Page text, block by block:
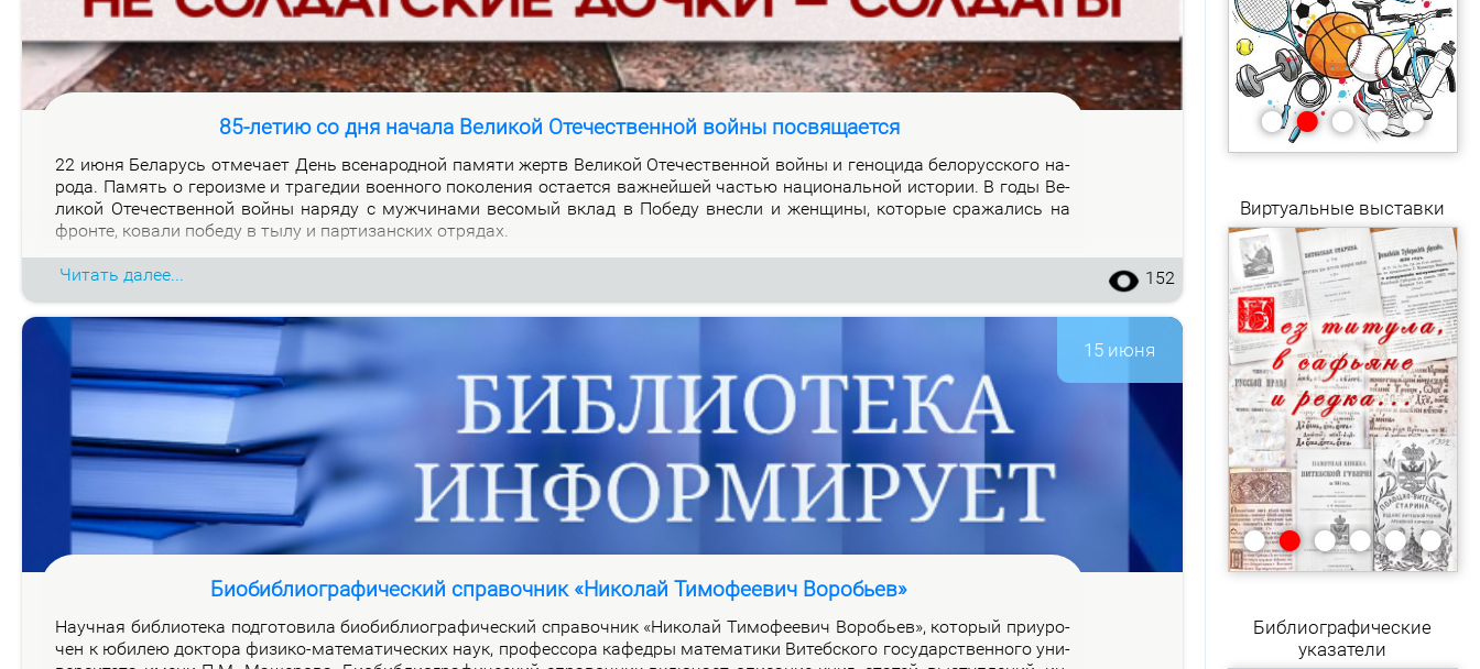
85-летию со дня начала Великой Отечественной войны посвящается
22 июня Бе­ла­русь от­ме­ча­ет День все­на­род­ной па­мя­ти жертв Ве­ли­кой Оте­че­ствен­ной вой­ны и ге­но­ци­да бе­ло­рус­ско­го на­
ро­да. Па­мять о ге­ро­из­ме и тра­ге­дии во­ен­но­го по­ко­ле­ния оста­ет­ся важ­ней­шей ча­стью на­цио­наль­ной ис­то­рии. В го­ды Ве­
ли­кой Оте­че­ствен­ной вой­ны на­ря­ду с муж­чи­на­ми ве­со­мый вклад в По­бе­ду внес­ли и жен­щи­ны, ко­то­рые сра­жа­лись на
фрон­те, ко­ва­ли по­бе­ду в ты­лу и пар­ти­зан­ских от­ря­дах.
Читать далее... 152
15 июня
Биобиблиографический справочник «Николай Тимофеевич Воробьев»
На­уч­ная биб­лио­те­ка под­го­то­ви­ла био­биб­лио­гра­фи­че­ский спра­воч­ник «Ни­ко­лай Ти­мо­фе­е­вич Во­ро­бьев», ко­то­рый при­уро­
чен к юби­лею док­то­ра физи­ко-ма­те­ма­ти­че­ских на­ук, про­фес­со­ра ка­фед­ры ма­те­ма­ти­ки Ви­теб­ско­го го­судар­ствен­но­го уни­
•••••
Виртуальные выставки
••••••
Библиографические
указатели